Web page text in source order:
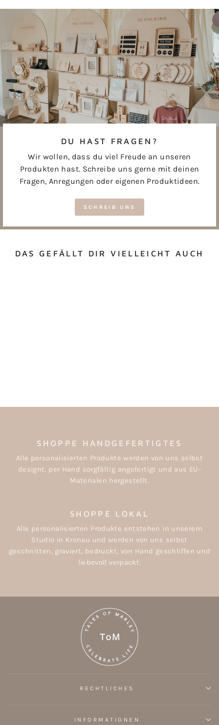
DU HAST FRAGEN?
Wir wollen, dass du viel Freude an unseren
Produkten hast. Schreibe uns gerne mit deinen
Fragen, Anregungen oder eigenen Produktideen.
SCHREIB UNS
DAS GEFÄLLT DIR VIELLEICHT AUCH
SHOPPE HANDGEFERTIGTES
Alle personalisierten Produkte werden von uns selbst
designt, per Hand sorgfältig angefertigt und aus EU-
Materialen hergestellt.
SHOPPE LOKAL
Alle personalisierten Produkte entstehen in unserem
Studio in Kronau und werden von uns selbst
geschnitten, graviert, bedruckt, von Hand geschliffen und
liebevoll verpackt.
RECHTLICHES
INFORMATIONEN